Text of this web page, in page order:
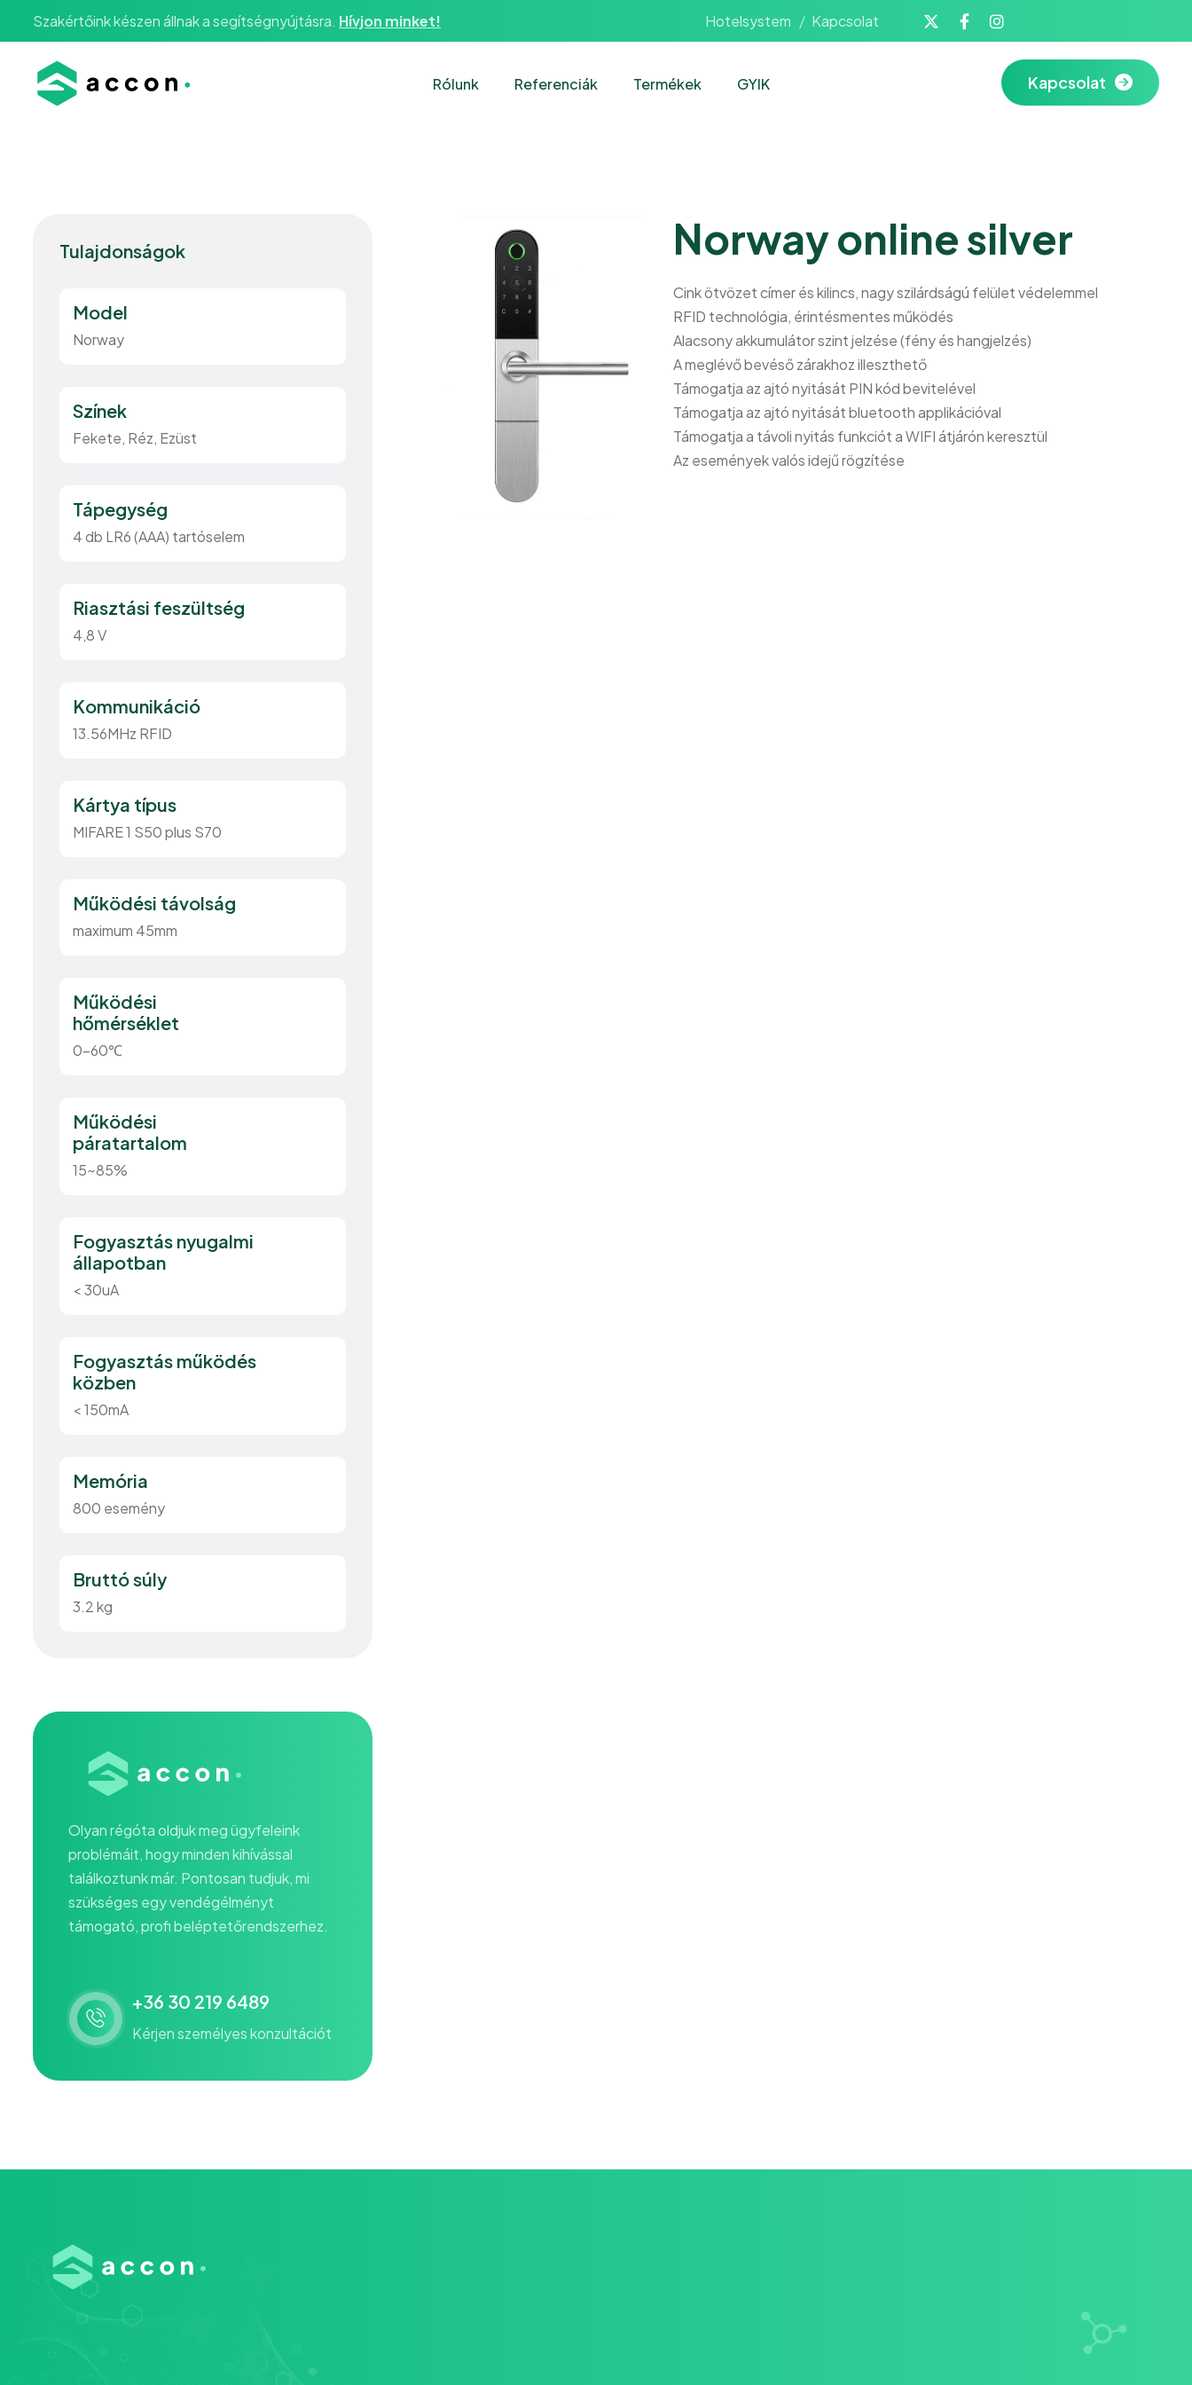
Szakértőink készen állnak a segítségnyújtásra. Hívjon minket! Hotelsystem Kapcsolat
Rólunk Referenciák Termékek GYIK Kapcsolat
Tulajdonságok
Model
Norway
Színek
Fekete, Réz, Ezüst
Tápegység
4 db LR6 (AAA) tartóselem
Riasztási feszültség
4,8 V
Kommunikáció
13.56MHz RFID
Kártya típus
MIFARE 1 S50 plus S70
Működési távolság
maximum 45mm
Működési
hőmérséklet
0-60℃
Működési
páratartalom
15~85%
Fogyasztás nyugalmi
állapotban
< 30uA
Fogyasztás működés
közben
< 150mA
Memória
800 esemény
Bruttó súly
3.2 kg
Olyan régóta oldjuk meg ügyfeleink
problémáit, hogy minden kihívással
találkoztunk már. Pontosan tudjuk, mi
szükséges egy vendégélményt
támogató, profi beléptetőrendszerhez.
+36 30 219 6489
Kérjen személyes konzultációt
Norway online silver
Cink ötvözet címer és kilincs, nagy szilárdságú felület védelemmel
RFID technológia, érintésmentes működés
Alacsony akkumulátor szint jelzése (fény és hangjelzés)
A meglévő bevéső zárakhoz illeszthető
Támogatja az ajtó nyitását PIN kód bevitelével
Támogatja az ajtó nyitását bluetooth applikációval
Támogatja a távoli nyitás funkciót a WIFI átjárón keresztül
Az események valós idejű rögzítése